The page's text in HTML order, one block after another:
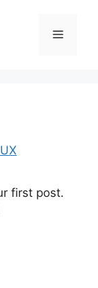
Menu
first post.